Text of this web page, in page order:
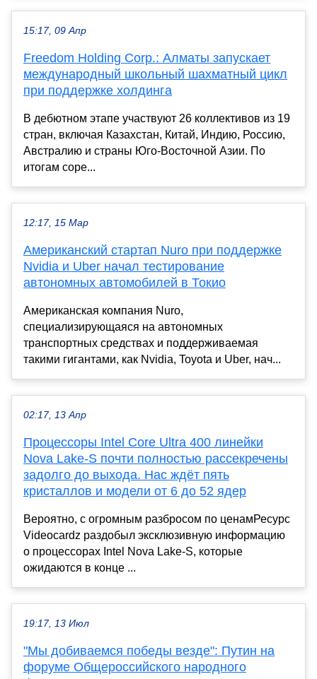
15:17, 09 Апр
Freedom Holding Corp.: Алматы запускает
международный школьный шахматный цикл
при поддержке холдинга
В дебютном этапе участвуют 26 коллективов из 19
стран, включая Казахстан, Китай, Индию, Россию,
Австралию и страны Юго-Восточной Азии. По
итогам соре...
12:17, 15 Мар
Американский стартап Nuro при поддержке
Nvidia и Uber начал тестирование
автономных автомобилей в Токио
Американская компания Nuro,
специализирующаяся на автономных
транспортных средствах и поддерживаемая
такими гигантами, как Nvidia, Toyota и Uber, нач...
02:17, 13 Апр
Процессоры Intel Core Ultra 400 линейки
Nova Lake-S почти полностью рассекречены
задолго до выхода. Нас ждёт пять
кристаллов и модели от 6 до 52 ядер
Вероятно, с огромным разбросом по ценамРесурс
Videocardz раздобыл эксклюзивную информацию
о процессорах Intel Nova Lake-S, которые
ожидаются в конце ...
19:17, 13 Июл
"Мы добиваемся победы везде": Путин на
форуме Общероссийского народного